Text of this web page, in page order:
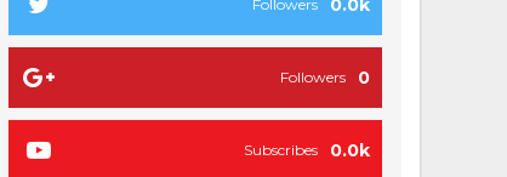
0.0k
Followers
0
Followers
0.0k
Subscribes